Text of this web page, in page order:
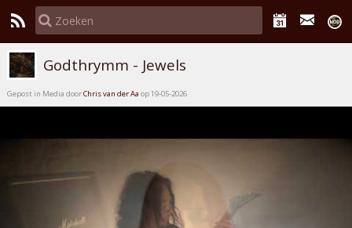
Godthrymm - Jewels
Gepost in Media doorChris van der Aa op 19-05-2026